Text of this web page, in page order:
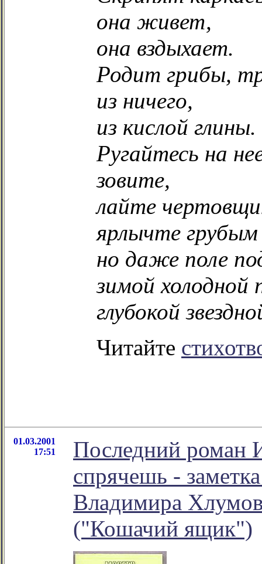
она живет,
она вздыхает.
Родит грибы,
из ничего,
из кислой глины.
Ругайтесь на
зовите,
лайте
ярлычте
но даже поле
зимой холодной
глубокой
Читайте
01.03.2001
17:51
Последний роман
спрячешь -
Владимира
("Кошачий ящик")